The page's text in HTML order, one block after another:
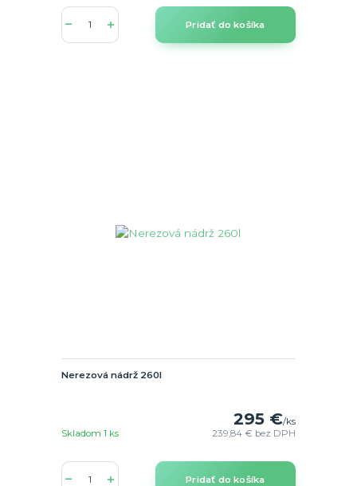
Pridať do košíka
Nerezová nádrž 260l
295 €/ks
239,84 € bez DPH
Skladom 1 ks
Pridať do košíka